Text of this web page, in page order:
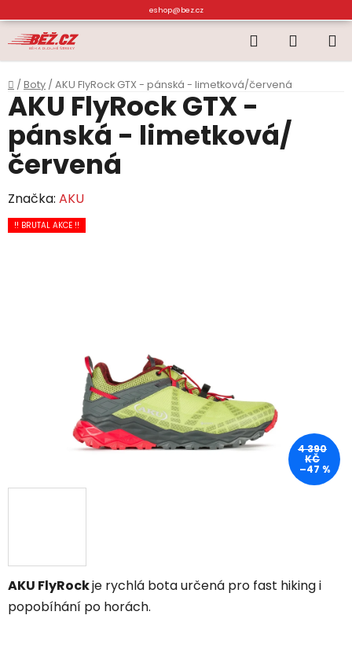
na
obsah
eshop@bez.cz
Hledat
KOŠÍK
Domů
/ Boty / AKU FlyRock GTX - pánská - limetková/červená
AKU FlyRockje rychlá bota určená pro fast hiking i
popobíhání po horách.
AKU FlyRock GTX -
pánská - limetková/
červená
Značka: AKU
!! BRUTAL AKCE !!
4 390
KČ
–47 %